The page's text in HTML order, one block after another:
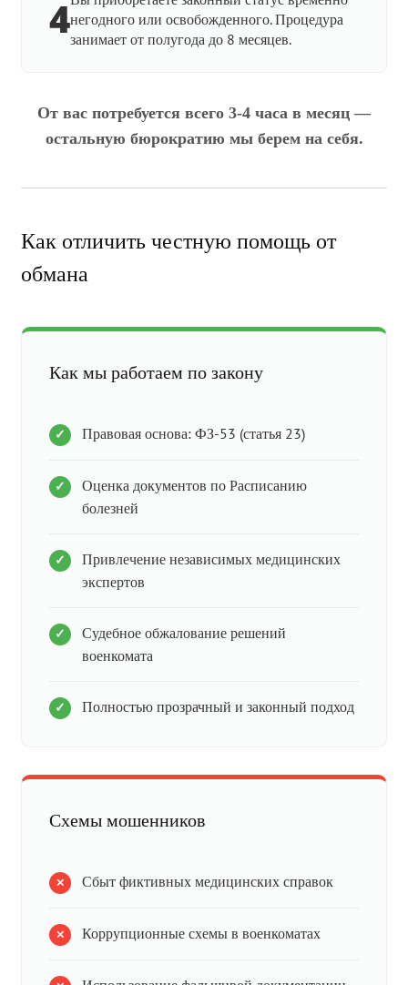
4негодного или освобожденного. Процедура
занимает от полугода до 8 месяцев.
От вас потребуется всего 3-4 часа в месяц —
остальную бюрократию мы берем на себя.
Как отличить честную помощь от
обмана
Как мы работаем по закону
Правовая основа: ФЗ-53 (статья 23)
Оценка документов по Расписанию
болезней
Привлечение независимых медицинских
экспертов
Судебное обжалование решений
военкомата
Полностью прозрачный и законный подход
Схемы мошенников
Сбыт фиктивных медицинских справок
Коррупционные схемы в военкоматах